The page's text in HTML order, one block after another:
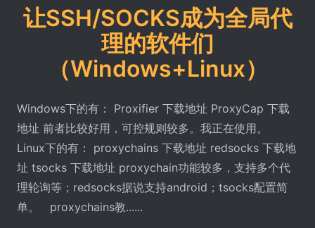
让SSH/SOCKS成为全局代
理的软件们
（Windows+Linux）
Windows下的有： Proxifier 下载地址 ProxyCap 下载
地址 前者比较好用，可控规则较多。我正在使用。
Linux下的有： proxychains 下载地址 redsocks 下载地
址 tsocks 下载地址 proxychain功能较多，支持多个代
理轮询等；redsocks据说支持android；tsocks配置简
单。 proxychains教......